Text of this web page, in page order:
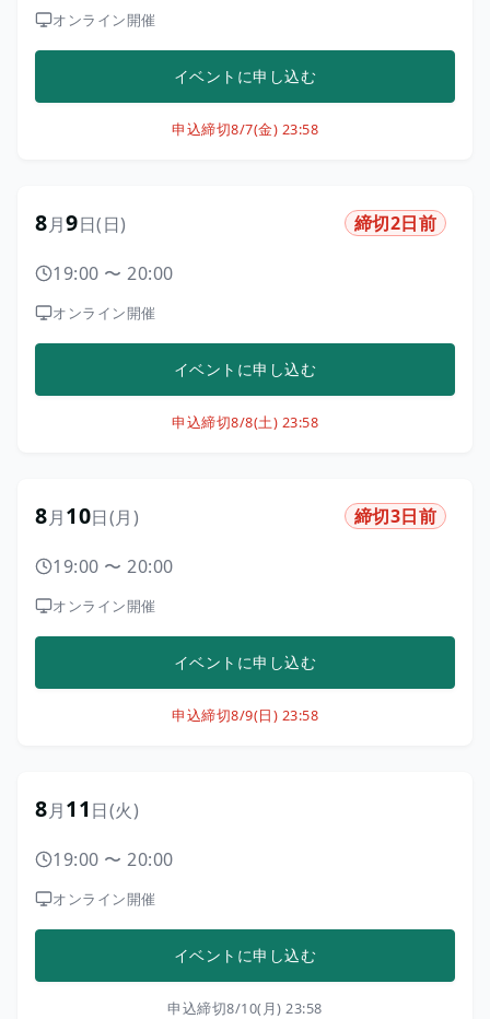
オンライン開催
イベントに申し込む
申込締切8/7(金) 23:58
8月9日(日) 締切2日前
19:00 〜 20:00
オンライン開催
イベントに申し込む
申込締切8/8(土) 23:58
8月10日(月) 締切3日前
19:00 〜 20:00
オンライン開催
イベントに申し込む
申込締切8/9(日) 23:58
8月11日(火)
19:00 〜 20:00
オンライン開催
イベントに申し込む
申込締切8/10(月) 23:58